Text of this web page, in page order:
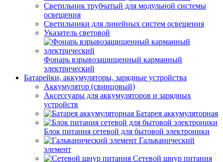
Светильник трубчатый для модульной системы
освещения
Светильники для линейных систем освещения
Указатель световой
Фонарь взрывозащищенный карманный
электрический
Батарейки, аккумуляторы, зарядные устройства
Аккумулятор (свинцовый)
Аксессуары для аккумуляторов и зарядных
устройств
Батарея аккумуляторная
Блок питания сетевой для бытовой электроники
Гальванический
элемент
Сетевой шнур питания